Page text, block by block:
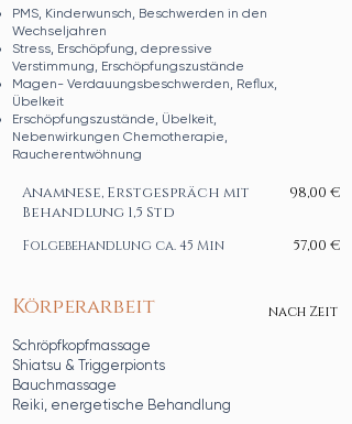
PMS, Kinderwunsch, Beschwerden in den
Wechseljahren
Stress, Erschöpfung, depressive
Verstimmung, Erschöpfungszustände
Magen- Verdauungsbeschwerden, Reflux,
Übelkeit
Erschöpfungszustände, Übelkeit,
Nebenwirkungen Chemotherapie,
Raucherentwöhnung
Anamnese, Erstgespräch mit
Behandlung 1,5 Std
98,00 €
Folgebehandlung ca. 45 Min 57,00 €
Körperarbeit nach Zeit
Schröpfkopfmassage
Shiatsu & Triggerpionts
Bauchmassage
Reiki, energetische Behandlung